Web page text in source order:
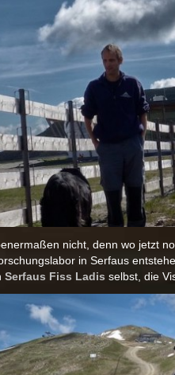
nicht, denn wo jetzt
in Serfaus
Serfaus Fiss Ladis selbst, die